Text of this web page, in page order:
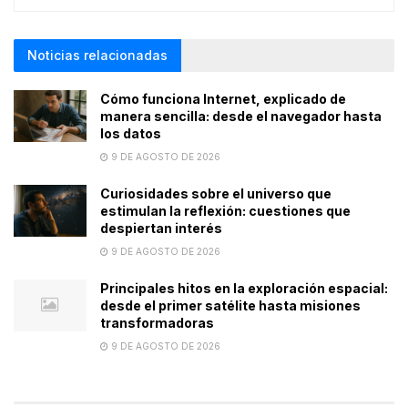
Noticias relacionadas
Cómo funciona Internet, explicado de
manera sencilla: desde el navegador hasta
los datos
9 DE AGOSTO DE 2026
Curiosidades sobre el universo que
estimulan la reflexión: cuestiones que
despiertan interés
9 DE AGOSTO DE 2026
Principales hitos en la exploración espacial:
desde el primer satélite hasta misiones
transformadoras
9 DE AGOSTO DE 2026